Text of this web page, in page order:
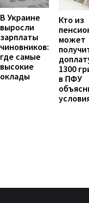
В Украине
выросли
зарплаты
чиновников:
где самые
высокие
оклады
Кто из
может
1300
в ПФУ